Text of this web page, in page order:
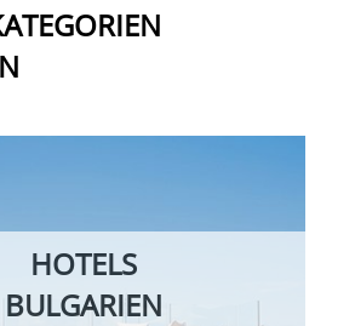
HOTELS
BULGARIEN